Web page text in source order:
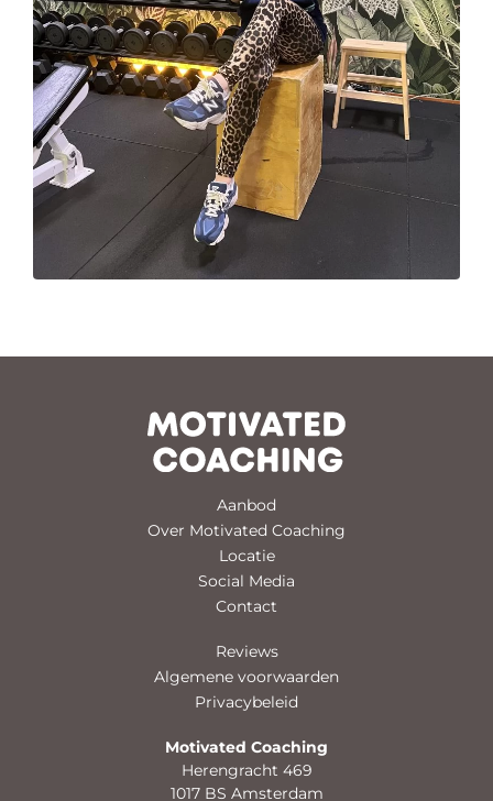
Aanbod
Over Motivated Coaching
Locatie
Social Media
Contact
Reviews
Algemene voorwaarden
Privacybeleid
Motivated Coaching
Herengracht 469
1017 BS Amsterdam